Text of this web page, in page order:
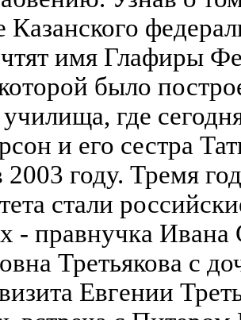
Казанского
имя Глафиры
было
где
и его сестра
2003 году. Тремя
стали
- правнучка Ивана
Третьякова с
Евгении